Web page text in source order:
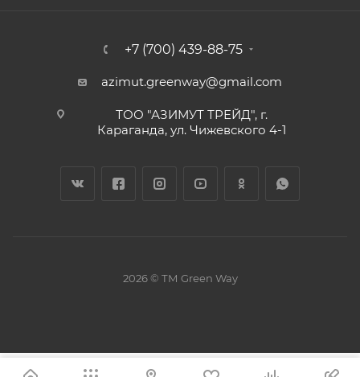
+7 (700) 439-88-75
azimut.greenway@gmail.com
ТОО "АЗИМУТ ТРЕЙД", г.
Караганда, ул. Чижевского 4-1
2026 © ТМ Green Way